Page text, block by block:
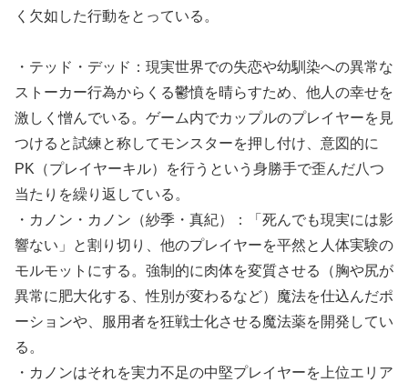
く欠如した行動をとっている。
・テッド・デッド：現実世界での失恋や幼馴染への異常な
ストーカー行為からくる鬱憤を晴らすため、他人の幸せを
激しく憎んでいる。ゲーム内でカップルのプレイヤーを見
つけると試練と称してモンスターを押し付け、意図的に
PK（プレイヤーキル）を行うという身勝手で歪んだ八つ
当たりを繰り返している。
・カノン・カノン（紗季・真紀）：「死んでも現実には影
響ない」と割り切り、他のプレイヤーを平然と人体実験の
モルモットにする。強制的に肉体を変質させる（胸や尻が
異常に肥大化する、性別が変わるなど）魔法を仕込んだポ
ーションや、服用者を狂戦士化させる魔法薬を開発してい
る。
・カノンはそれを実力不足の中堅プレイヤーを上位エリア